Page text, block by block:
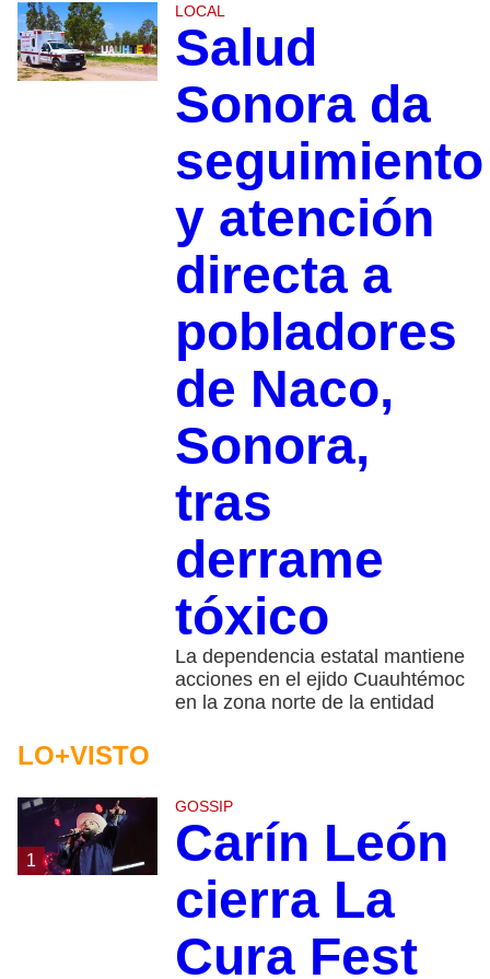
LOCAL
Salud
Sonora da
seguimiento
y atención
directa a
pobladores
de Naco,
Sonora,
tras
derrame
tóxico
La dependencia estatal mantiene
acciones en el ejido Cuauhtémoc
en la zona norte de la entidad
LO+VISTO
1
GOSSIP
Carín León
cierra La
Cura Fest